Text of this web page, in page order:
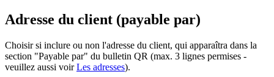
Adresse du client (payable par)
Choisir si inclure ou non l'adresse du client, qui apparaîtra dans la
section "Payable par" du bulletin QR (max. 3 lignes permises -
veuillez aussi voirLes adresses).